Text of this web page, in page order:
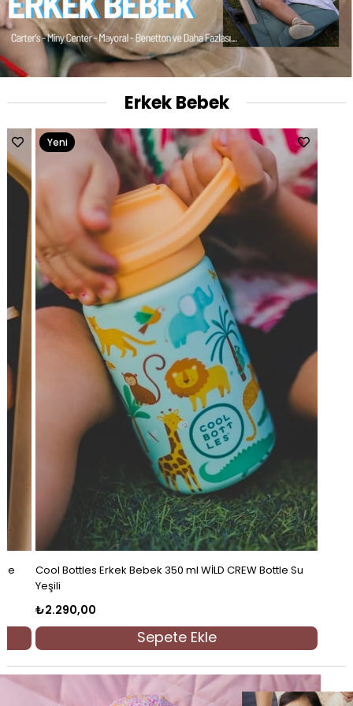
Erkek Bebek
Cool Bottles Erkek Bebek 350 ml WİLD CREW Bottle Su
Yeşili
₺2.290,00
Sepete Ekle
Yeni